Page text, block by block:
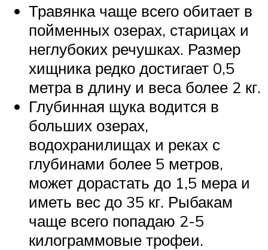
Травянка чаще всего обитает в
пойменных озерах, старицах и
неглубоких речушках. Размер
хищника редко достигает 0,5
метра в длину и веса более 2 кг.
Глубинная щука водится в
больших озерах,
водохранилищах и реках с
глубинами более 5 метров,
может дорастать до 1,5 мера и
иметь вес до 35 кг. Рыбакам
чаще всего попадаю 2-5
килограммовые трофеи.